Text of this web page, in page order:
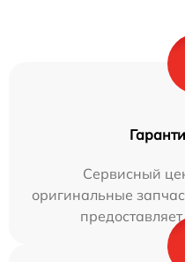
Сервисный
оригинальные